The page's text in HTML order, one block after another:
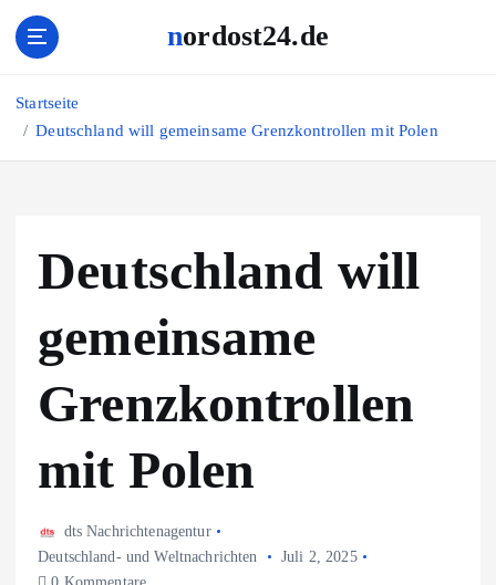
a
nordost24.de
Startseite
Deutschland will gemeinsame Grenzkontrollen mit Polen
Deutschland will
gemeinsame
Grenzkontrollen
mit Polen
dts Nachrichtenagentur
Deutschland- und Weltnachrichten
Juli 2, 2025